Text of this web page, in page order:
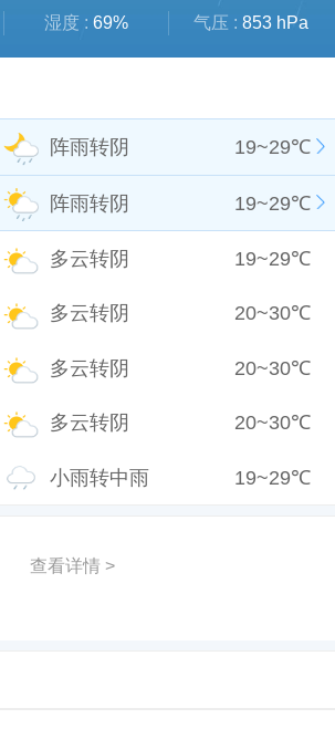
湿度 : 69% 气压 : 853 hPa
阵雨转阴 19~29℃
阵雨转阴 19~29℃
多云转阴 19~29℃
多云转阴 20~30℃
多云转阴 20~30℃
多云转阴 20~30℃
小雨转中雨 19~29℃
查看详情 >